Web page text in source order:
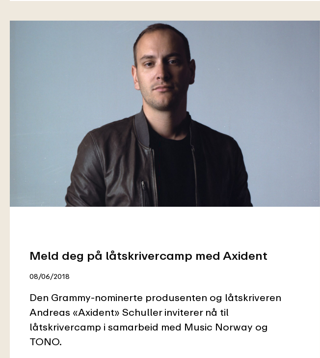
Meld deg på låtskrivercamp med Axident
08/06/2018
Den Grammy-nominerte produsenten og låtskriveren
Andreas «Axident» Schuller inviterer nå til
låtskrivercamp i samarbeid med Music Norway og
TONO.